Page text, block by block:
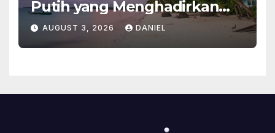
Putih yang Menghadirkan
Ketenangan dan Pesona
Alam Tak Terlupakan
AUGUST 3, 2026 DANIEL